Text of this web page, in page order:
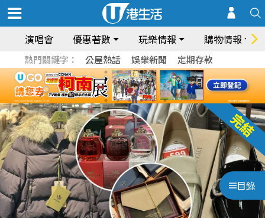
演唱會 優惠著數 玩樂情報 購物情報
熱門關鍵字： 公屋熱話 娛樂新聞 定期存款
目錄